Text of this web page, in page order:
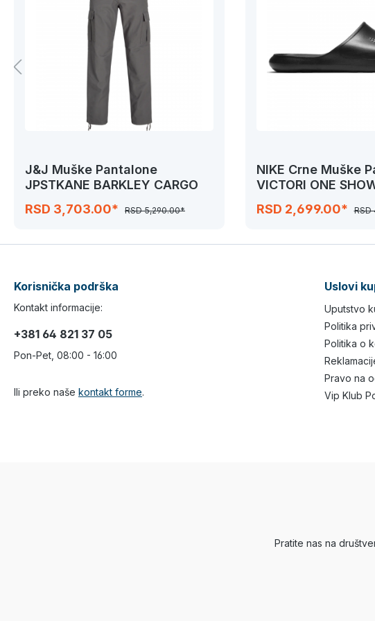
J&J Muške Pantalone
JPSTKANE BARKLEY CARGO
RSD 3,703.00*
RSD 5,290.00*
NIKE Crne Muške
VICTORI ONE
RSD 2,699.00*
RSD
Korisnička podrška
Kontakt informacije:
+381 64 821 37 05
Pon-Pet, 08:00 - 16:00
Ili preko naše kontakt forme.
Uslovi
Uputstvo
Politika
Politika o
Pravo na
Vip Klub
Pratite nas na